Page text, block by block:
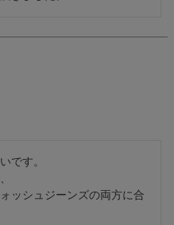
です。
ッシュジーンズの両方に合